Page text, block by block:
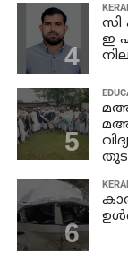
സി
ഇ